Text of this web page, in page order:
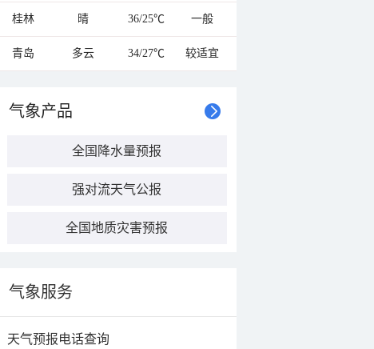
桂林 晴 36/25℃ 一般
青岛 多云 34/27℃ 较适宜
气象产品
全国降水量预报
强对流天气公报
全国地质灾害预报
气象服务
天气预报电话查询